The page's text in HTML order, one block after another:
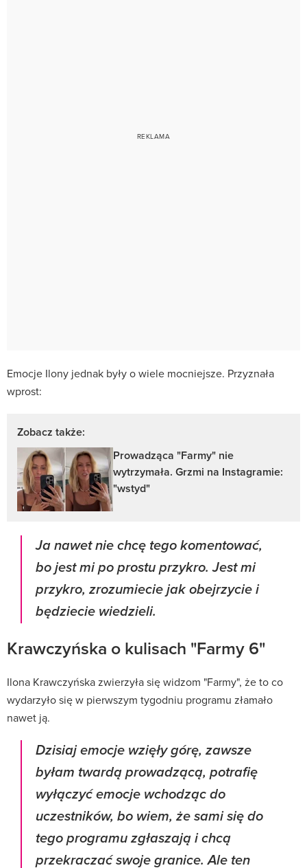
Emocje Ilony jednak były o wiele mocniejsze. Przyznała
wprost:
Zobacz także:
Prowadząca "Farmy" nie
wytrzymała. Grzmi na Instagramie:
"wstyd"
Ja nawet nie chcę tego komentować,
bo jest mi po prostu przykro. Jest mi
przykro, zrozumiecie jak obejrzycie i
będziecie wiedzieli.
Krawczyńska o kulisach "Farmy 6"
Ilona Krawczyńska zwierzyła się widzom "Farmy", że to co
wydarzyło się w pierwszym tygodniu programu złamało
nawet ją.
Dzisiaj emocje wzięły górę, zawsze
byłam twardą prowadzącą, potrafię
wyłączyć emocje wchodząc do
uczestników, bo wiem, że sami się do
tego programu zgłaszają i chcą
przekraczać swoje granice. Ale ten